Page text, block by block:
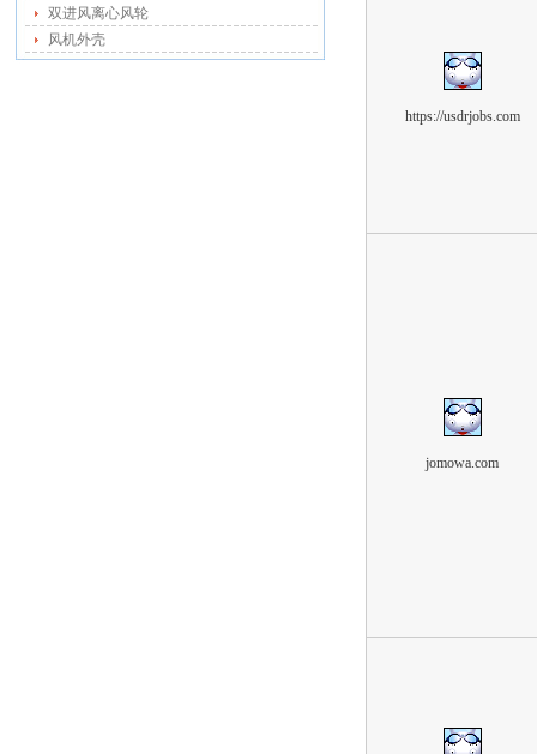
双进风离心风轮
风机外壳
https://usdrjobs.com
jomowa.com